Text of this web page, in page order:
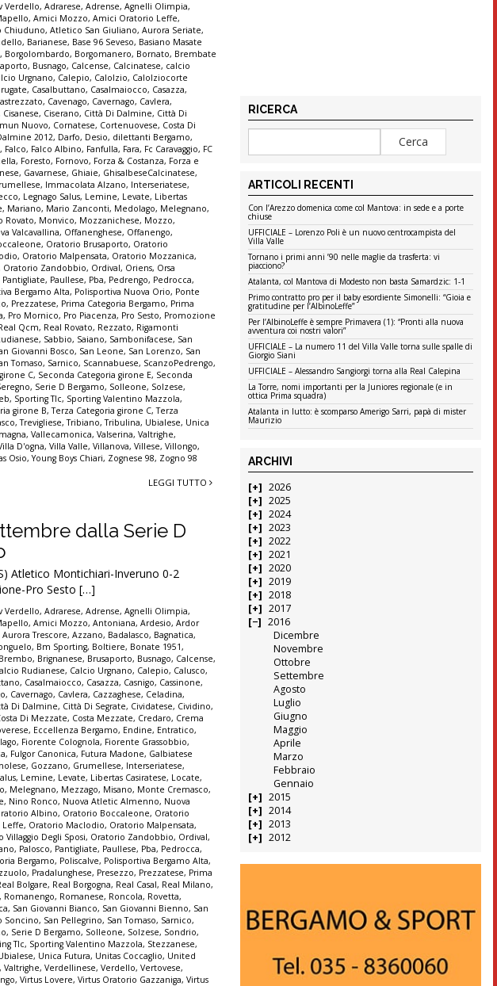
Verdello,Adrarese,Adrense,Agnelli Olimpia,
,Amici Mozzo,Amici Oratorio Leffe,
Chiuduno,Atletico San Giuliano,Aurora Seriate,
, Barianese, Base 96 Seveso, Basiano Masate
, Borgolombardo, Borgomanero, Bornato, Brembate
, Busnago, Calcense, Calcinatese, calcio
Urgnano, Calepio, Calolzio, Calolziocorte
, Casalbuttano, Casalmaiocco, Casazza,
, Cavenago, Cavernago, Cavlera,
Cisanese, Ciserano, Città Di Dalmine, Città Di
Nuovo, Cornatese, Cortenuovese, Costa Di
2012, Darfo, Desio, dilettanti Bergamo,
, Falco, Falco Albino, Fanfulla, Fara, Fc Caravaggio, FC
, Foresto, Fornovo, Forza & Costanza, Forza e
, Gavarnese, Ghiaie, GhisalbeseCalcinatese,
, Immacolata Alzano, Interseriatese,
, Legnago Salus, Lemine, Levate, Libertas
, Mariano, Mario Zanconti, Medolago, Melegnano,
Rovato, Monvico, Mozzanichese, Mozzo,
Valcavallina, Offanenghese, Offanengo,
, Oratorio Brusaporto, Oratorio
, Oratorio Malpensata, Oratorio Mozzanica,
Oratorio Zandobbio, Ordival, Oriens, Orsa
Pantigliate, Paullese, Pba, Pedrengo, Pedrocca,
Bergamo Alta, Polisportiva Nuova Orio, Ponte
, Prezzatese, Prima Categoria Bergamo, Prima
, Pro Mornico, Pro Piacenza, Pro Sesto, Promozione
Qcm, Real Rovato, Rezzato, Rigamonti
, Sabbio, Saiano, Sambonifacese, San
Giovanni Bosco, San Leone, San Lorenzo, San
Tomaso, Sarnico, Scannabuese, ScanzoPedrengo,
C, Seconda Categoria girone E, Seconda
, Serie D Bergamo, Solleone, Solzese,
, Sporting Tlc, Sporting Valentino Mazzola,
girone B,Terza Categoria girone C,Terza
,Trevigliese,Tribiano,Tribulina, Ubialese, Unica
,Vallecamonica,Valserina,Valtrighe,
D'ogna,Villa Valle,Villanova,Villese,Villongo,
Osio,Young Boys Chiari, Zognese 98, Zogno 98
LEGGI TUTTO
dalla Serie D
Atletico Montichiari-Inveruno 0-2
Pro Sesto […]
Verdello,Adrarese,Adrense,Agnelli Olimpia,
,Amici Mozzo,Antoniana,Ardesio,Ardor
Aurora Trescore,Azzano, Badalasco, Bagnatica,
, Bm Sporting, Boltiere, Bonate 1951,
Brembo, Brignanese, Brusaporto, Busnago, Calcense,
Rudianese, Calcio Urgnano, Calepio, Calusco,
, Casalmaiocco, Casazza, Casnigo, Cassinone,
, Cavernago, Cavlera, Cazzaghese, Celadina,
Di Dalmine, Città Di Segrate, Cividatese, Cividino,
Di Mezzate, Costa Mezzate, Credaro, Crema
, Eccellenza Bergamo, Endine, Entratico,
, Fiorente Colognola, Fiorente Grassobbio,
, Fulgor Canonica, Futura Madone, Galbiatese
, Gozzano, Grumellese, Interseriatese,
, Lemine, Levate, Libertas Casiratese, Locate,
, Melegnano, Mezzago, Misano, Monte Cremasco,
, Nino Ronco, Nuova Atletic Almenno, Nuova
Albino, Oratorio Boccaleone, Oratorio
Leffe, Oratorio Maclodio, Oratorio Malpensata,
Villaggio Degli Sposi, Oratorio Zandobbio, Ordival,
, Palosco, Pantigliate, Paullese, Pba, Pedrocca,
Bergamo, Poliscalve, Polisportiva Bergamo Alta,
, Pradalunghese, Presezzo, Prezzatese, Prima
Bolgare, Real Borgogna, Real Casal, Real Milano,
, Romanengo, Romanese, Roncola, Rovetta,
, San Giovanni Bianco, San Giovanni Bienno, San
Soncino, San Pellegrino, San Tomaso, Sarnico,
, Serie D Bergamo, Solleone, Solzese, Sondrio,
Tlc, Sporting Valentino Mazzola, Stezzanese,
, Unica Futura, Unitas Coccaglio, United
,Valtrighe,Verdellinese,Verdello,Vertovese,
,Virtus Lovere,Virtus Oratorio Gazzaniga,Virtus
RICERCA
ARTICOLI RECENTI
Con l’Arezzo domenica come col Mantova: in sede e a porte
chiuse
UFFICIALE – Lorenzo Poli è un nuovo centrocampista del
Villa Valle
Tornano i primi anni ’90 nelle maglie da trasferta: vi
piacciono?
Atalanta, col Mantova di Modesto non basta Samardzic: 1-1
Primo contratto pro per il baby esordiente Simonelli: “Gioia e
gratitudine per l’AlbinoLeffe”
Per l’AlbinoLeffe è sempre Primavera (1): “Pronti alla nuova
avventura coi nostri valori”
UFFICIALE – La numero 11 del Villa Valle torna sulle spalle di
Giorgio Siani
UFFICIALE – Alessandro Sangiorgi torna alla Real Calepina
La Torre, nomi importanti per la Juniores regionale (e in
ottica Prima squadra)
Atalanta in lutto: è scomparso Amerigo Sarri, papà di mister
Maurizio
ARCHIVI
2026
2025
2024
2023
2022
2021
2020
2019
2018
2017
2016
Dicembre
Novembre
Ottobre
Settembre
Agosto
Luglio
Giugno
Maggio
Aprile
Marzo
Febbraio
Gennaio
2015
2014
2013
2012